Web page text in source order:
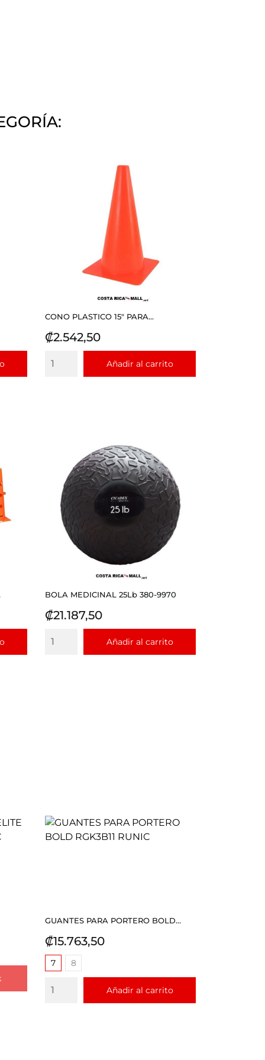
CONO PLASTICO 15" PARA...
Precio
₡2.542,50
Añadir al carrito
BOLA MEDICINAL 25Lb 380-9970
Precio
₡21.187,50
Añadir al carrito
GUANTES PARA PORTERO BOLD...
Precio
₡15.763,50
7 8
Añadir al carrito